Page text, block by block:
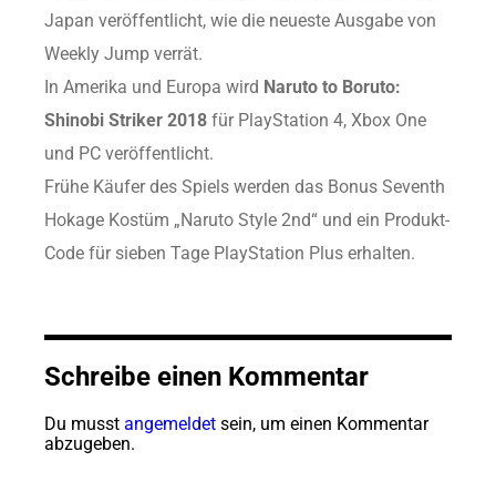
Japan veröffentlicht, wie die neueste Ausgabe von
Weekly Jump verrät.
In Amerika und Europa wird Naruto to Boruto:
Shinobi Striker 2018 für PlayStation 4, Xbox One
und PC veröffentlicht.
Frühe Käufer des Spiels werden das Bonus Seventh
Hokage Kostüm „Naruto Style 2nd“ und ein Produkt-
Code für sieben Tage PlayStation Plus erhalten.
Schreibe einen Kommentar
Du musst angemeldet sein, um einen Kommentar
abzugeben.